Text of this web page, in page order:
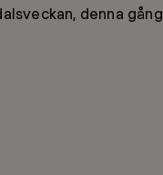
denna gång